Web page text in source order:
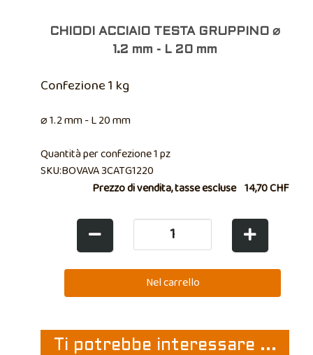
CHIODI ACCIAIO TESTA GRUPPINO ⌀
1.2 mm - L 20 mm
Confezione 1 kg
⌀ 1.2 mm - L 20 mm
Quantità per confezione 1 pz
SKU:BOVAVA 3CATG1220
Prezzo di vendita, tasse escluse 14,70 CHF
Ti potrebbe interessare ...